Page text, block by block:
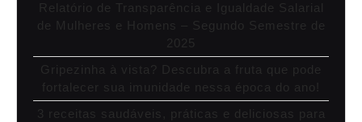
Relatório de Transparência e Igualdade Salarial
de Mulheres e Homens – Segundo Semestre de
2025
Gripezinha à vista? Descubra a fruta que pode
fortalecer sua imunidade nessa época do ano!
3 receitas saudáveis, práticas e deliciosas para